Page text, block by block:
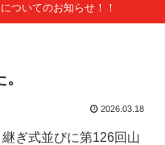
ついてのお知らせ！！
2026.03.18
ぎ式並びに第126回山